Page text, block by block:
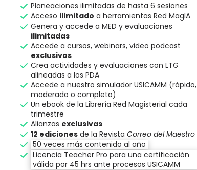
Planeaciones ilimitadas de hasta 6 sesiones
Acceso ilimitado a herramientas Red MagIA
Genera y accede a MED y evaluaciones
ilimitadas
Accede a cursos, webinars, video podcast
exclusivos
Crea actividades y evaluaciones con LTG
alineadas a los PDA
Accede a nuestro simulador USICAMM (rápido,
moderado o completo)
Un ebook de la Librería Red Magisterial cada
trimestre
Alianzas exclusivas
12 edicionesde la Revista Correo del Maestro
50 veces más contenido al año
Licencia Teacher Pro para una certificación
válida por 45 hrs ante procesos USICAMM